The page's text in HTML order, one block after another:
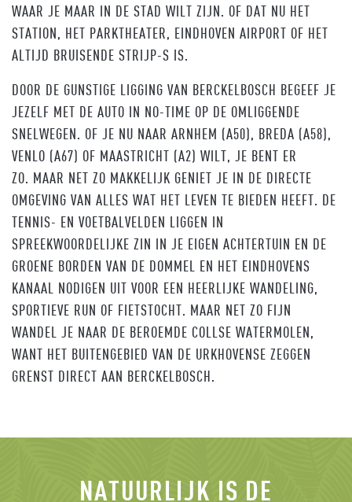
WAAR JE MAAR IN DE STAD WILT ZIJN. OF DAT NU HET
STATION, HET PARKTHEATER, EINDHOVEN AIRPORT OF HET
ALTIJD BRUISENDE STRIJP-S IS.
DOOR DE GUNSTIGE LIGGING VAN BERCKELBOSCH BEGEEF JE
JEZELF MET DE AUTO IN NO-TIME OP DE OMLIGGENDE
SNELWEGEN. OF JE NU NAAR ARNHEM (A50), BREDA (A58),
VENLO (A67) OF MAASTRICHT (A2) WILT, JE BENT ER
ZO. MAAR NET ZO MAKKELIJK GENIET JE IN DE DIRECTE
OMGEVING VAN ALLES WAT HET LEVEN TE BIEDEN HEEFT. DE
TENNIS- EN VOETBALVELDEN LIGGEN IN
SPREEKWOORDELIJKE ZIN IN JE EIGEN ACHTERTUIN EN DE
GROENE BORDEN VAN DE DOMMEL EN HET EINDHOVENS
KANAAL NODIGEN UIT VOOR EEN HEERLIJKE WANDELING,
SPORTIEVE RUN OF FIETSTOCHT. MAAR NET ZO FIJN
WANDEL JE NAAR DE BEROEMDE COLLSE WATERMOLEN,
WANT HET BUITENGEBIED VAN DE URKHOVENSE ZEGGEN
GRENST DIRECT AAN BERCKELBOSCH.
NATUURLIJK IS DE